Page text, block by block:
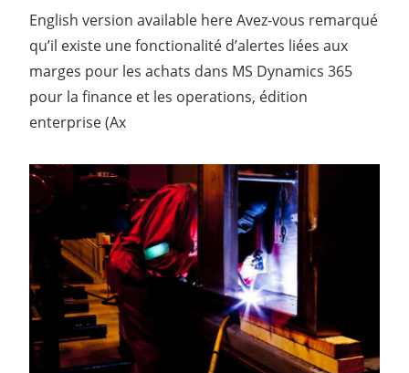
English version available here Avez-vous remarqué
qu’il existe une fonctionalité d’alertes liées aux
marges pour les achats dans MS Dynamics 365
pour la finance et les operations, édition
enterprise (Ax